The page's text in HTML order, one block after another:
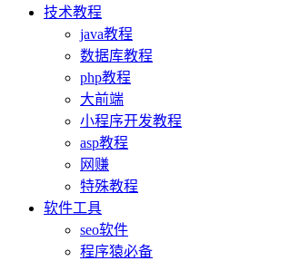
技术教程
java教程
数据库教程
php教程
大前端
小程序开发教程
asp教程
网赚
特殊教程
软件工具
seo软件
程序猿必备